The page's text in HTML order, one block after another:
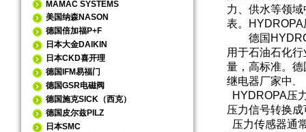
MAMAC SYSTEMS
美国纳森NASON
德国倍加福P+F
日本大金DAIKIN
日本CKD喜开理
德国IFM易福门
德国GSR电磁阀
德国施克SICK（西克）
德国皮尔兹PILZ
日本SMC
力、供水等领
表。
德国
用于石油石化
量，高标准。
继电器厂家中 。
HYDROPA压
压力信号转换
压力传感器通